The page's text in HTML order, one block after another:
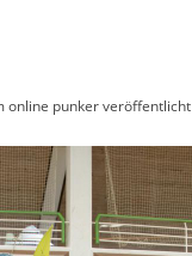
punker